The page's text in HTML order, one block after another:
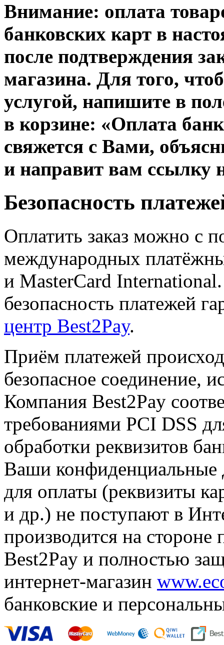
Внимание: оплата
банковских карт в
после подтверждения
магазина. Для того,
услугой, напишите в
в корзине: «Оплата
свяжется с Вами,
и направит вам ссылку
Безопасность
Оплатить заказ можно с
международных
и MasterCard
безопасность платежей
центр Best2Pay.
Приём платежей
безопасное соединение,
Компания Best2Pay
требованиями PCI DSS
обработки реквизитов
Ваши конфиденциальные
для оплаты (реквизиты
и др.) не поступают в
производится на стороне
Best2Pay и полностью
интернет-магазин
банковские и